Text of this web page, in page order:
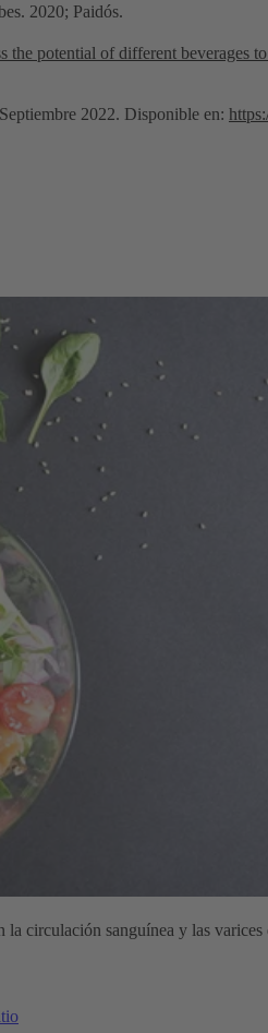
2020; Paidós.
the potential of different beverages
2022. Disponible en:
circulación sanguínea y las